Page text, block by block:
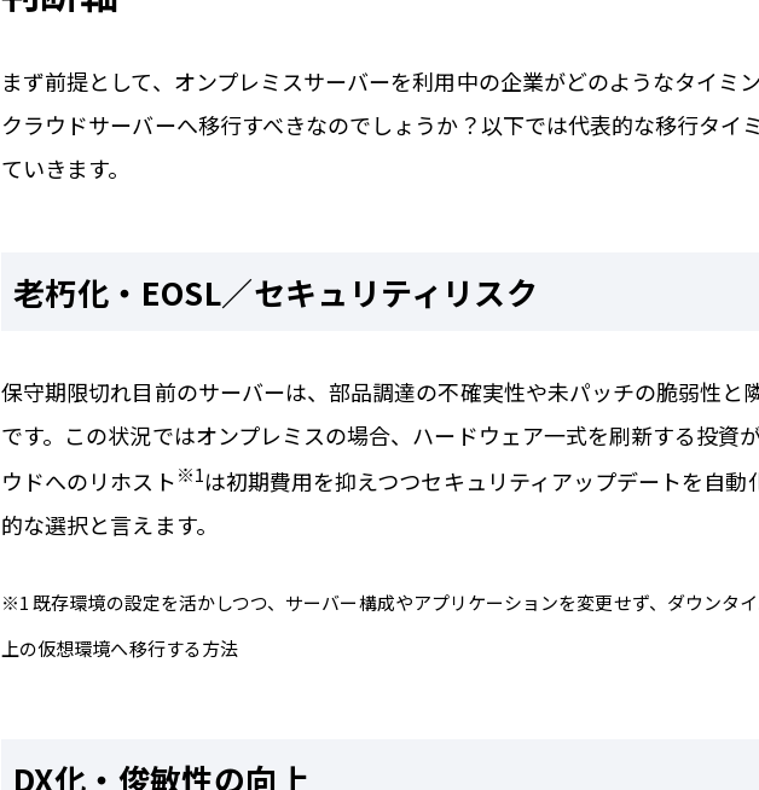
まず前提として、オンプレミスサーバーを利用中の企業がどのようなタイミ
クラウドサーバーへ移行すべきなのでしょうか？以下では代表的な移行タイ
ていきます。
老朽化・EOSL／セキュリティリスク
保守期限切れ目前のサーバーは、部品調達の不確実性や未パッチの脆弱性と
です。この状況ではオンプレミスの場合、ハードウェア一式を刷新する投資
ウドへのリホスト※1は初期費用を抑えつつセキュリティアップデートを自動
的な選択と言えます。
※1 既存環境の設定を活かしつつ、サーバー構成やアプリケーションを変更せず、ダウンタ
上の仮想環境へ移行する方法
DX化・俊敏性の向上